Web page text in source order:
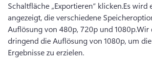
Schaltfläche „Exportieren“ klicken.Es wird
angezeigt, die verschiedene
Auflösung von 480p, 720p und 1080p.Wir
dringend die Auflösung von 1080p, um
Ergebnisse zu erzielen.